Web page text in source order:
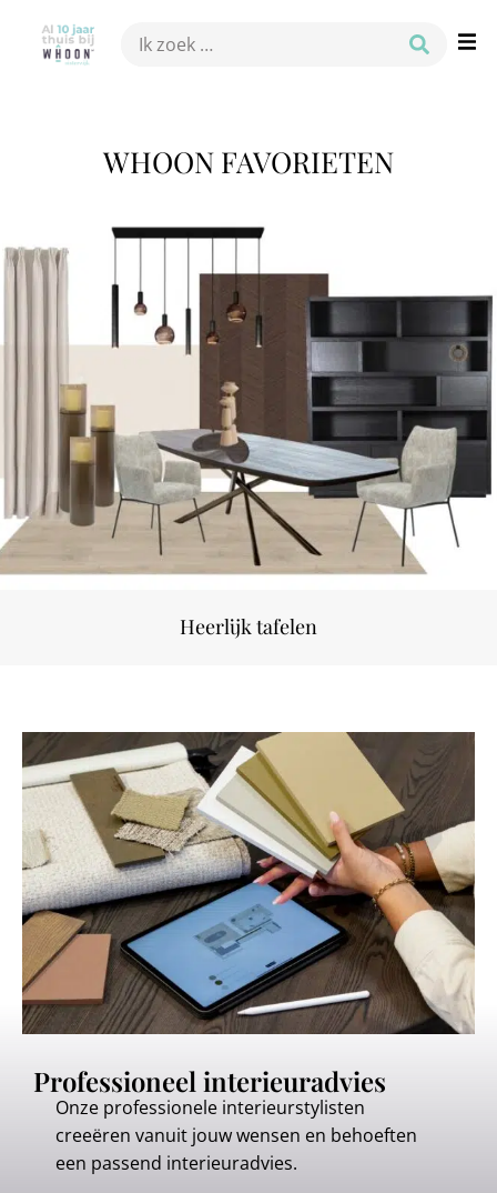
WHOON FAVORIETEN
Heerlijk tafelen
Professioneel interieuradvies
Onze professionele interieurstylisten
creeëren vanuit jouw wensen en behoeften
een passend interieuradvies.